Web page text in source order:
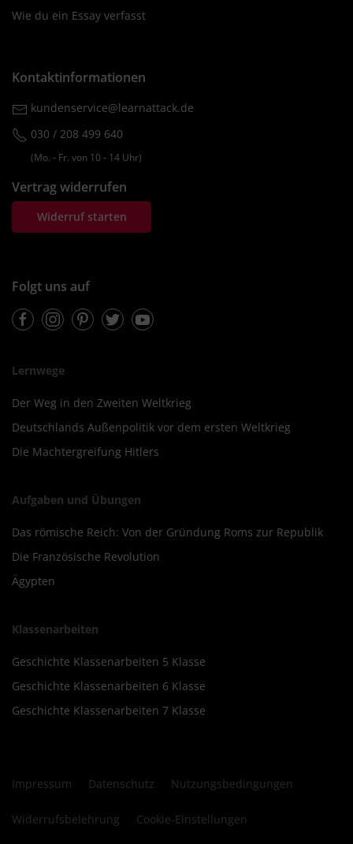
Wie du ein Essay verfasst
Kontaktinformationen
kundenservice@learnattack.de
030 / 208 499 640
(Mo. ‐ Fr. von 10 ‐ 14 Uhr)
Vertrag widerrufen
Widerruf starten
Folgt uns auf
FacebookInstagramPinterestTwitterYoutube
Lernwege
Der Weg in den Zweiten Weltkrieg
Deutschlands Außenpolitik vor dem ersten Weltkrieg
Die Machtergreifung Hitlers
Aufgaben und Übungen
Das römische Reich: Von der Gründung Roms zur Republik
Die Französische Revolution
Ägypten
Klassenarbeiten
Geschichte Klassenarbeiten 5 Klasse
Geschichte Klassenarbeiten 6 Klasse
Geschichte Klassenarbeiten 7 Klasse
Impressum Datenschutz Nutzungsbedingungen
Widerrufsbelehrung Cookie-Einstellungen